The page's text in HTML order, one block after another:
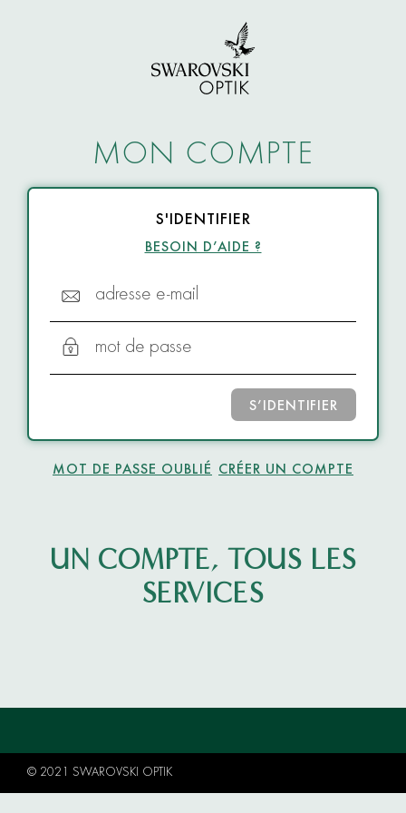
MON COMPTE
S'IDENTIFIER
BESOIN D’AIDE ?
adresse e-mail
mot de passe
S’IDENTIFIER
MOT DE PASSE OUBLIÉ CRÉER UN COMPTE
UN COMPTE, TOUS LES
SERVICES
© 2021 SWAROVSKI OPTIK